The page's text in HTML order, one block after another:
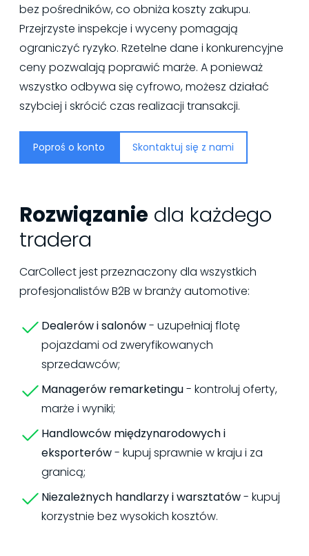
bez pośredników, co obniża koszty zakupu.
Przejrzyste inspekcje i wyceny pomagają
ograniczyć ryzyko. Rzetelne dane i konkurencyjne
ceny pozwalają poprawić marże. A ponieważ
wszystko odbywa się cyfrowo, możesz działać
szybciej i skrócić czas realizacji transakcji.
Poproś o konto Skontaktuj się z nami
Rozwiązanie dla każdego
tradera
CarCollect jest przeznaczony dla wszystkich
profesjonalistów B2B w branży automotive:
Dealerów i salonów- uzupełniaj flotę
pojazdami od zweryfikowanych
sprzedawców;
Managerów remarketingu- kontroluj oferty,
marże i wyniki;
Handlowców międzynarodowych i
eksporterów- kupuj sprawnie w kraju i za
granicą;
Niezależnych handlarzy i warsztatów- kupuj
korzystnie bez wysokich kosztów.